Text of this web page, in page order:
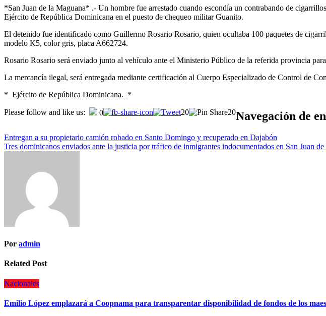
*San Juan de la Maguana* .- Un hombre fue arrestado cuando escondía un contrabando de
Ejército de República Dominicana en el puesto de chequeo militar Guanito.
El detenido fue identificado como Guillermo Rosario Rosario, quien ocultaba 100 paquetes de
modelo K5, color gris, placa A662724.
Rosario Rosario será enviado junto al vehículo ante el Ministerio Público de la referida provincia
La mercancía ilegal, será entregada mediante certificación al Cuerpo Especializado de Control de
*_Ejército de República Dominicana._*
Please follow and like us: 0 20 20Navegación de
Entregan a su propietario camión robado en Santo Domingo y recuperado en Dajabón
Tres dominicanos enviados ante la justicia por tráfico de inmigrantes indocumentados en San Juan
Por admin
Related Post
Nacionales
Emilio López emplazará a Coopnama para transparentar disponibilidad de fondos de los